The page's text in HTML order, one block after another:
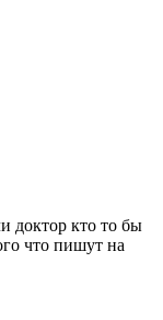
доктор кто то бы
что пишут на